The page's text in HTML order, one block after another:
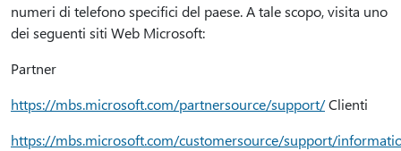
numeri di telefono specifici del paese. A tale scopo, visita uno
dei seguenti siti Web Microsoft:
Partner
https://mbs.microsoft.com/partnersource/support/Clienti
https://mbs.microsoft.com/customersource/support/